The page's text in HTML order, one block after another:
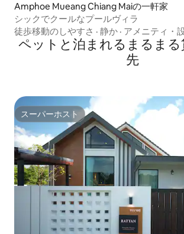
Amphoe Mueang Chiang Maiの一軒家
シックでクールなプールヴィラ
徒歩移動のしやすさ · 静か · アメニティ・
ペットと泊まれるまるまる
先
スーパーホスト
スーパーホスト